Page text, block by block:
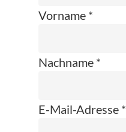
Vorname *
Nachname *
E-Mail-Adresse *